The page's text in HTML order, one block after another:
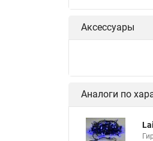
Аксессуары
Аналоги по